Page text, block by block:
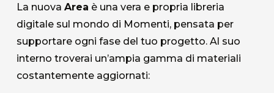
La nuova Area è una vera e propria libreria
digitale sul mondo di Momenti, pensata per
supportare ogni fase del tuo progetto. Al suo
interno troverai un’ampia gamma di materiali
costantemente aggiornati:
Lavora con noi
Via Della Massera, 2
47016 Predappio (FC), Italy